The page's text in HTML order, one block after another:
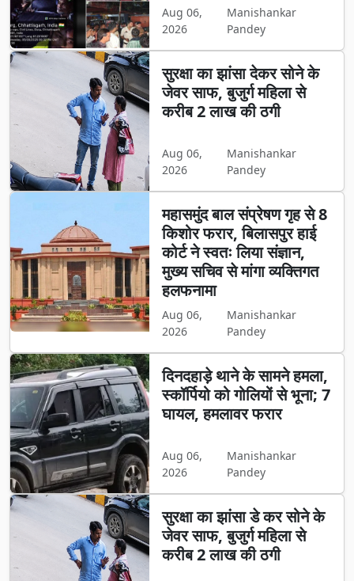
Aug 06,
2026
Manishankar
Pandey
सुरक्षा का झांसा देकर सोने के
जेवर साफ, बुजुर्ग महिला से
करीब 2 लाख की ठगी
Aug 06,
2026
Manishankar
Pandey
महासमुंद बाल संप्रेषण गृह से 8
किशोर फरार, बिलासपुर हाई
कोर्ट ने स्वतः लिया संज्ञान,
मुख्य सचिव से मांगा व्यक्तिगत
हलफनामा
Aug 06,
2026
Manishankar
Pandey
दिनदहाड़े थाने के सामने हमला,
स्कॉर्पियो को गोलियों से भूना; 7
घायल, हमलावर फरार
Aug 06,
2026
Manishankar
Pandey
सुरक्षा का झांसा डे कर सोने के
जेवर साफ, बुजुर्ग महिला से
करीब 2 लाख की ठगी